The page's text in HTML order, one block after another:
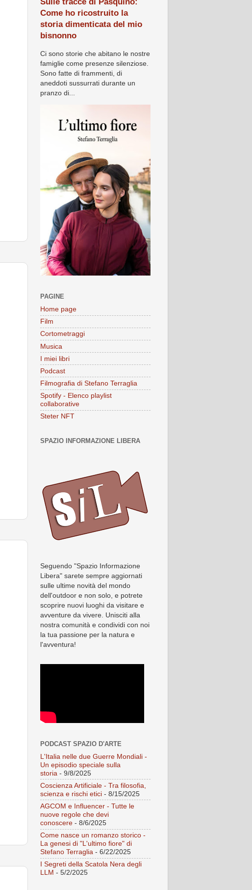
Come ho ricostruito la
storia dimenticata del mio
bisnonno
Ci sono storie che abitano le nostre
famiglie come presenze silenziose.
Sono fatte di frammenti, di
aneddoti sussurrati durante un
pranzo di...
PAGINE
Home page
Film
Cortometraggi
Musica
I miei libri
Podcast
Filmografia di Stefano Terraglia
Spotify - Elenco playlist
collaborative
Steter NFT
SPAZIO INFORMAZIONE LIBERA
Seguendo "Spazio Informazione
Libera" sarete sempre aggiornati
sulle ultime novità del mondo
dell'outdoor e non solo, e potrete
scoprire nuovi luoghi da visitare e
avventure da vivere. Unisciti alla
nostra comunità e condividi con noi
la tua passione per la natura e
l'avventura!
PODCAST SPAZIO D'ARTE
L'Italia nelle due Guerre Mondiali -
Un episodio speciale sulla
storia - 9/8/2025
Coscienza Artificiale - Tra filosofia,
scienza e rischi etici - 8/15/2025
AGCOM e Influencer - Tutte le
nuove regole che devi
conoscere - 8/6/2025
Come nasce un romanzo storico -
La genesi di "L'ultimo fiore" di
Stefano Terraglia - 6/22/2025
I Segreti della Scatola Nera degli
LLM - 5/2/2025